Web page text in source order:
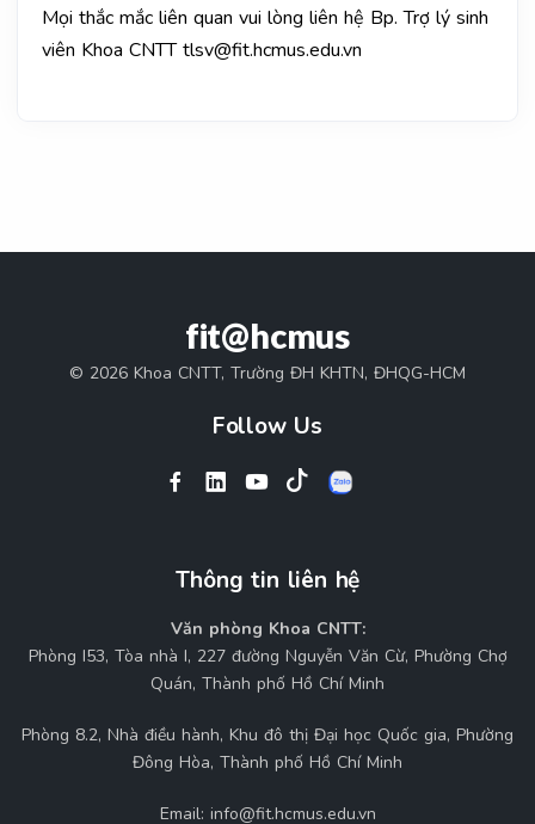
Mọi thắc mắc liên quan vui lòng liên hệ Bp. Trợ lý sinh
viên Khoa CNTT tlsv@fit.hcmus.edu.vn
fit@hcmus
© 2026 Khoa CNTT, Trường ĐH KHTN, ĐHQG-HCM
Follow Us
Thông tin liên hệ
Văn phòng Khoa CNTT:
Phòng I53, Tòa nhà I, 227 đường Nguyễn Văn Cừ, Phường Chợ
Quán, Thành phố Hồ Chí Minh
Phòng 8.2, Nhà điều hành, Khu đô thị Đại học Quốc gia, Phường
Đông Hòa, Thành phố Hồ Chí Minh
Email: info@fit.hcmus.edu.vn